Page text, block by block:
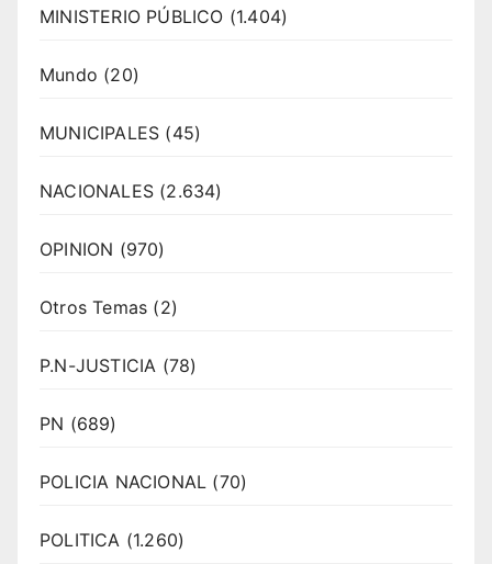
MINISTERIO PÚBLICO (1.404)
Mundo (20)
MUNICIPALES (45)
NACIONALES (2.634)
OPINION (970)
Otros Temas (2)
P.N-JUSTICIA (78)
PN (689)
POLICIA NACIONAL (70)
POLITICA (1.260)